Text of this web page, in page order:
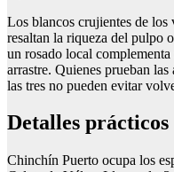
Los blancos crujientes de los
resaltan la riqueza del pulpo
un rosado local
arrastre. Quienes prueban
las tres no pueden evitar
Detalles prácticos
Chinchín Puerto ocupa los